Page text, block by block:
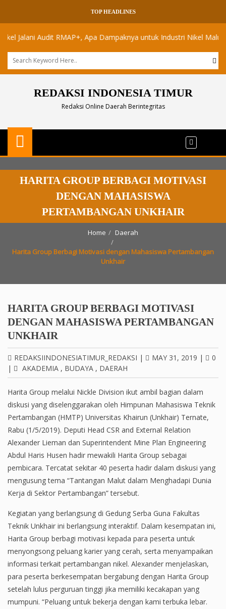
TOP HEADLINES
Audit RMAP+, Apa Dampaknya untuk Industri Nikel Maluku Utara?
REDAKSI INDONESIA TIMUR
Redaksi Online Daerah Berintegritas
HARITA GROUP BERBAGI MOTIVASI
DENGAN MAHASISWA
PERTAMBANGAN UNKHAIR
Home Daerah
Harita Group Berbagi Motivasi dengan Mahasiswa Pertambangan
Unkhair
HARITA GROUP BERBAGI MOTIVASI
DENGAN MAHASISWA PERTAMBANGAN
UNKHAIR
REDAKSIINDONESIATIMUR_REDAKSI | MAY 31, 2019 |
0
|
AKADEMIA , BUDAYA , DAERAH
Harita Group melalui Nickle Division ikut ambil bagian dalam
diskusi yang diselenggarakan oleh Himpunan Mahasiswa Teknik
Pertambangan (HMTP) Universitas Khairun (Unkhair) Ternate,
Rabu (1/5/2019). Deputi Head CSR and External Relation
Alexander Lieman dan Superintendent Mine Plan Engineering
Abdul Haris Husen hadir mewakili Harita Group sebagai
pembicara. Tercatat sekitar 40 peserta hadir dalam diskusi yang
mengusung tema “Tantangan Malut dalam Menghadapi Dunia
Kerja di Sektor Pertambangan” tersebut.
Kegiatan yang berlangsung di Gedung Serba Guna Fakultas
Teknik Unkhair ini berlangsung interaktif. Dalam kesempatan ini,
Harita Group berbagi motivasi kepada para peserta untuk
menyongsong peluang karier yang cerah, serta menyampaikan
informasi terkait pertambangan nikel. Alexander menjelaskan,
para peserta berkesempatan bergabung dengan Harita Group
setelah lulus perguruan tinggi jika memiliki kecakapan yang
mumpuni. “Peluang untuk bekerja dengan kami terbuka lebar.